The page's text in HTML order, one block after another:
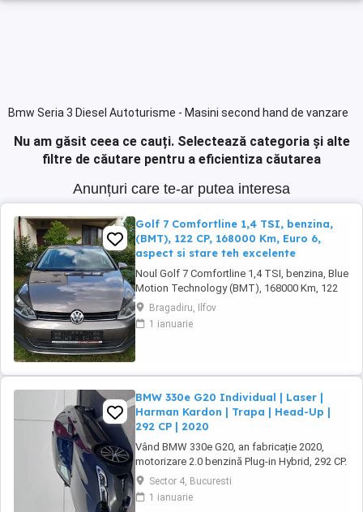
Bmw Seria 3 Diesel Autoturisme - Masini second hand de vanzare
Nu am găsit ceea ce cauți. Selectează categoria și alte
filtre de căutare pentru a eficientiza căutarea
Anunțuri care te-ar putea interesa
Golf 7 Comfortline 1,4 TSI, benzina,
(BMT), 122 CP, 168000 Km, Euro 6,
aspect si stare teh excelente
Noul Golf 7 Comfortline 1,4 TSI, benzina, Blue
Motion Technology (BMT), 168000 Km, 122
CP, EURO 6, Cutie viteze 6 trepte, 4 usi, primul
proprietar, culoare gri metalizat, Aer
conditionat Climatronic 2 zone, Scaune fata
situatiile ...
Bragadiru, Ilfov
1 ianuarie
BMW 330e G20 Individual | Laser |
Harman Kardon | Trapa | Head-Up |
292 CP | 2020
Vând BMW 330e G20, an fabricație 2020,
motorizare 2.0 benzină Plug-in Hybrid, 292 CP.
191.000 km (reali, verificabili) Import
Germania, primul proprietar în România.
Mașina este întreținută exemplar, toate
Sector 4, Bucuresti
1 ianuarie